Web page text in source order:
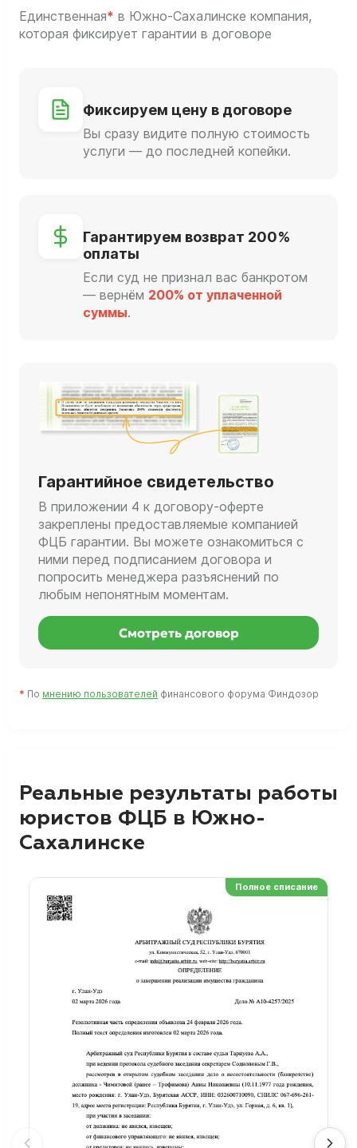
Единственная* в Южно-Сахалинске компания,
которая фиксирует гарантии в договоре
Фиксируем цену в договоре
Вы сразу видите полную стоимость
услуги — до последней копейки.
Гарантируем возврат 200%
оплаты
Если суд не признал вас банкротом
— вернём 200% от уплаченной
суммы.
Гарантийное свидетельство
В приложении 4 к договору-оферте
закреплены предоставляемые компанией
ФЦБ гарантии. Вы можете ознакомиться с
ними перед подписанием договора и
попросить менеджера разъяснений по
любым непонятным моментам.
Смотреть договор
* По мнению пользователей финансового форума Финдозор
Реальные результаты работы
юристов ФЦБ в Южно-
Сахалинске
Полное списание